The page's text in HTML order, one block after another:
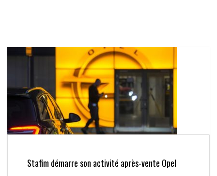
Stafim démarre son activité après-vente Opel